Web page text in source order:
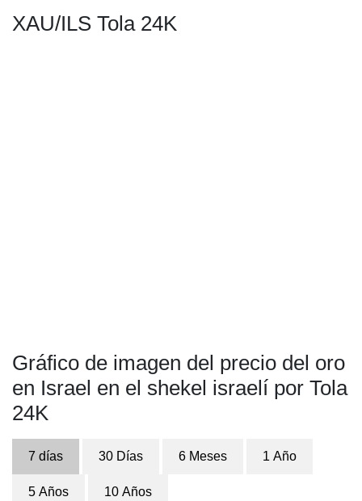
XAU/ILS Tola 24K
Gráfico de imagen del precio del oro
en Israel en el shekel israelí por Tola
24K
7 días 30 Días 6 Meses 1 Año
5 Años 10 Años